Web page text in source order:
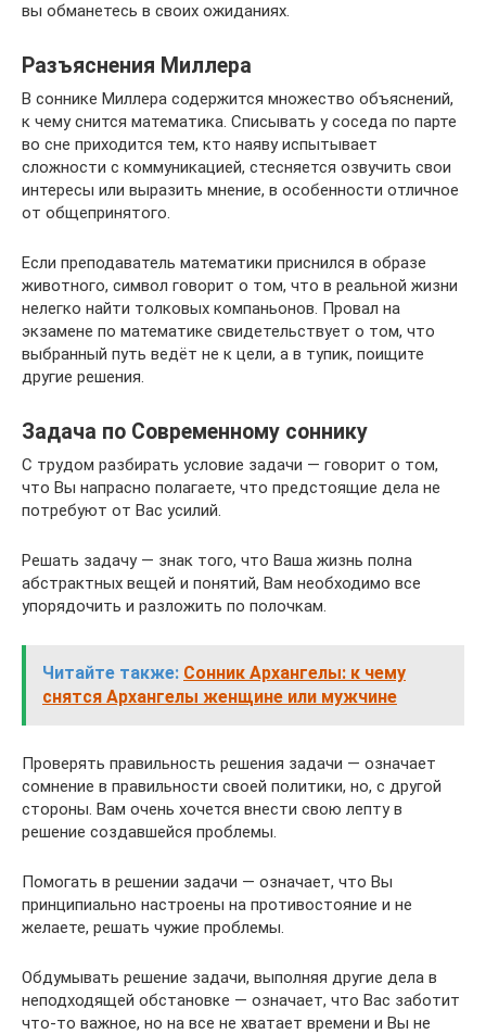
вы обманетесь в своих ожиданиях.
Разъяснения Миллера
В соннике Миллера содержится множество объяснений,
к чему снится математика. Списывать у соседа по парте
во сне приходится тем, кто наяву испытывает
сложности с коммуникацией, стесняется озвучить свои
интересы или выразить мнение, в особенности отличное
от общепринятого.
Если преподаватель математики приснился в образе
животного, символ говорит о том, что в реальной жизни
нелегко найти толковых компаньонов. Провал на
экзамене по математике свидетельствует о том, что
выбранный путь ведёт не к цели, а в тупик, поищите
другие решения.
Задача по Современному соннику
С трудом разбирать условие задачи — говорит о том,
что Вы напрасно полагаете, что предстоящие дела не
потребуют от Вас усилий.
Решать задачу — знак того, что Ваша жизнь полна
абстрактных вещей и понятий, Вам необходимо все
упорядочить и разложить по полочкам.
Читайте также: Сонник Архангелы: к чему
снятся Архангелы женщине или мужчине
Проверять правильность решения задачи — означает
сомнение в правильности своей политики, но, с другой
стороны. Вам очень хочется внести свою лепту в
решение создавшейся проблемы.
Помогать в решении задачи — означает, что Вы
принципиально настроены на противостояние и не
желаете, решать чужие проблемы.
Обдумывать решение задачи, выполняя другие дела в
неподходящей обстановке — означает, что Вас заботит
что-то важное, но на все не хватает времени и Вы не